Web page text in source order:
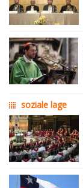
soziale lage